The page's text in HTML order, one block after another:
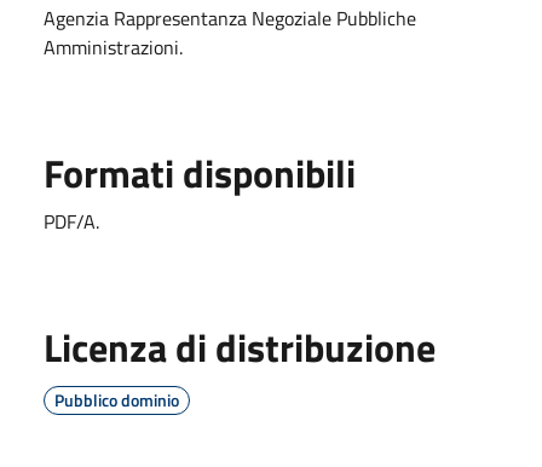
Agenzia Rappresentanza Negoziale Pubbliche
Amministrazioni.
Formati disponibili
PDF/A.
Licenza di distribuzione
Pubblico dominio